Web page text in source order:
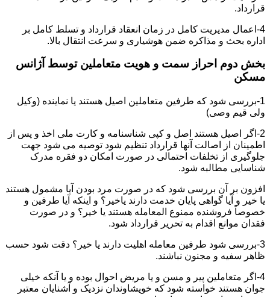
قرارداد.
4-اعمال مدیریت کامل در زمان انعقاد قرارداد و تسلط کامل بر
اداره بحث و مذاکره ضمن هوشیاری و سرعت انتقال بالا.
بخش دوم احراز سمت و هویت متعاملین توسط آژانس
مسکن
1-بررسی شود که طرفین متعاملین اصیل هستند یا نماینده (وکیل
ولی قیم وصی)
2-اگر اصیل هستند اصل و کپی شناسنامه و کارت ملی اخذ و پس از
اطمینان از اصالت آنها قرارداد تنظیم شود توصیه می شود جهت
جلوگیری از تخلفات احتمالی در صورت امکان دو فقره مدرک
شناسایی مطالبه شود.
افزون بر آن بررسی شود که در صورت مرد بودن آیا مشمول هستند
یا خیر و آیا گواهی پایان خدمت دارند یاخیر؟ و اینکه آیا طرفین و
خصوصاً فروشنده ممنوع المعامله هستند یا خیر؟ و در صورت
فقدان موانع اقدام به تحریر قرارداد شود.
3-بررسی شود طرفین معامله اهلیت دارند یا خیر؟ دقت شود حسب
ظاهر سفیه و مجنون نباشند.
4-اگر متعاملین پیر و مسن و یا مریض احوال بوده و یا آنکه خیلی
جوان هستند خواسته شود که خویشاوندان نزدیک و آشنایان معتبر